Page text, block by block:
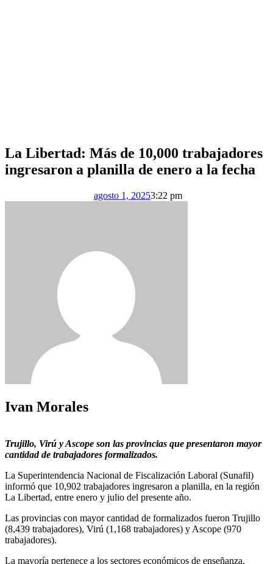
La Libertad: Más de 10,000 trabajadores
ingresaron a planilla de enero a la fecha
agosto 1, 20253:22 pm
Ivan Morales
Trujillo, Virú y Ascope son las provincias que presentaron mayor
cantidad de trabajadores formalizados.
La Superintendencia Nacional de Fiscalización Laboral (Sunafil)
informó que 10,902 trabajadores ingresaron a planilla, en la región
La Libertad, entre enero y julio del presente año.
Las provincias con mayor cantidad de formalizados fueron Trujillo
(8,439 trabajadores), Virú (1,168 trabajadores) y Ascope (970
trabajadores).
La mayoría pertenece a los sectores económicos de enseñanza,